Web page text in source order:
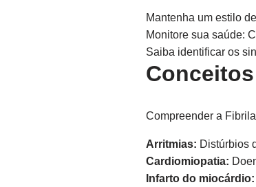
Mantenha um estilo
Monitore sua saúde:
Saiba identificar os
Compreender a
Arritmias: Distúrbios
Cardiomiopatia:
Infarto do miocárdio: